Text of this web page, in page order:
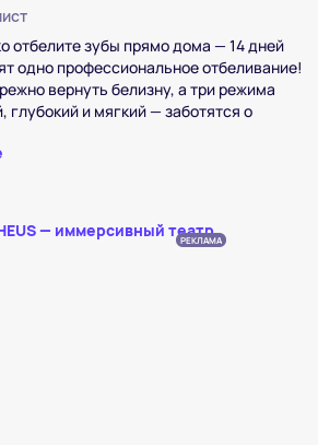
отбелите зубы прямо дома — 14 дней
одно профессиональное отбеливание!
вернуть белизну, а три режима
глубокий и мягкий — заботятся о
РЕКЛАМА